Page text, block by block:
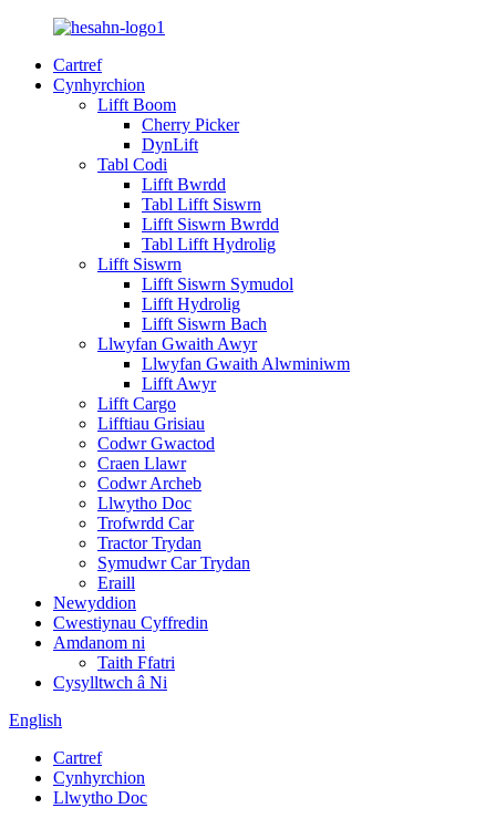
Cartref
Cynhyrchion
Lifft Boom
Cherry Picker
DynLift
Tabl Codi
Lifft Bwrdd
Tabl Lifft Siswrn
Lifft Siswrn Bwrdd
Tabl Lifft Hydrolig
Lifft Siswrn
Lifft Siswrn Symudol
Lifft Hydrolig
Lifft Siswrn Bach
Llwyfan Gwaith Awyr
Llwyfan Gwaith Alwminiwm
Lifft Awyr
Lifft Cargo
Lifftiau Grisiau
Codwr Gwactod
Craen Llawr
Codwr Archeb
Llwytho Doc
Trofwrdd Car
Tractor Trydan
Symudwr Car Trydan
Eraill
Newyddion
Cwestiynau Cyffredin
Amdanom ni
Taith Ffatri
Cysylltwch â Ni
English
Cartref
Cynhyrchion
Llwytho Doc